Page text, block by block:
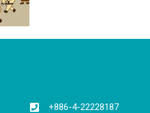
+886-4-22228187